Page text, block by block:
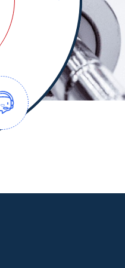
la conformité avec